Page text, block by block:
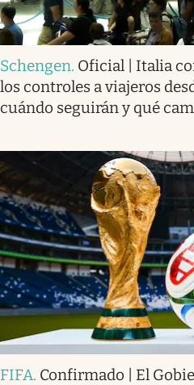
Schengen. Oficial | Italia
los controles a viajeros
cuándo seguirán y qué
FIFA. Confirmado | El